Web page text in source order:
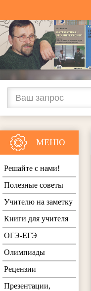
МЕНЮ
Решайте с нами!
Полезные советы
Учителю на заметку
Книги для учителя
ОГЭ-ЕГЭ
Олимпиады
Рецензии
Презентации,